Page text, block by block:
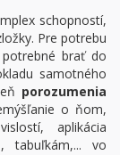
schopností,
Pre potrebu
brať do
samotného
porozumenia
o ňom,
aplikácia
tabuľkám,... vo